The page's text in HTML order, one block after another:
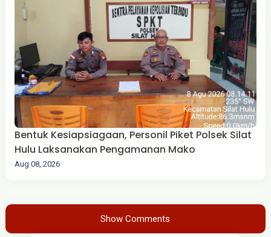
Bentuk Kesiapsiagaan, Personil Piket Polsek Silat
Hulu Laksanakan Pengamanan Mako
Aug 08, 2026
Show Comments